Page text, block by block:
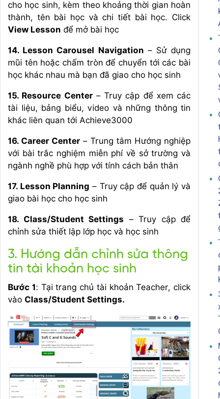
cho học sinh, kèm theo khoảng thời gian hoàn
thành, tên bài học và chi tiết bài học. Click
View Lesson để mở bài học
14. Lesson Carousel Navigation – Sử dụng
mũi tên hoặc chấm tròn để chuyển tới các bài
học khác nhau mà bạn đã giao cho học sinh
15. Resource Center– Truy cập để xem các
tài liệu, bảng biểu, video và những thông tin
khác liên quan tới Achieve3000
16. Career Center – Trung tâm Hướng nghiệp
với bài trắc nghiệm miễn phí về sở trường và
ngành nghề phù hợp với tính cách bản thân
17. Lesson Planning – Truy cập để quản lý và
giao bài học cho học sinh
18. Class/Student Settings – Truy cập để
chỉnh sửa thiết lập lớp học và học sinh
3. Hướng dẫn chỉnh sửa thông
tin tài khoản học sinh
Bước 1: Tại trang chủ tài khoản Teacher, click
vào Class/Student Settings.